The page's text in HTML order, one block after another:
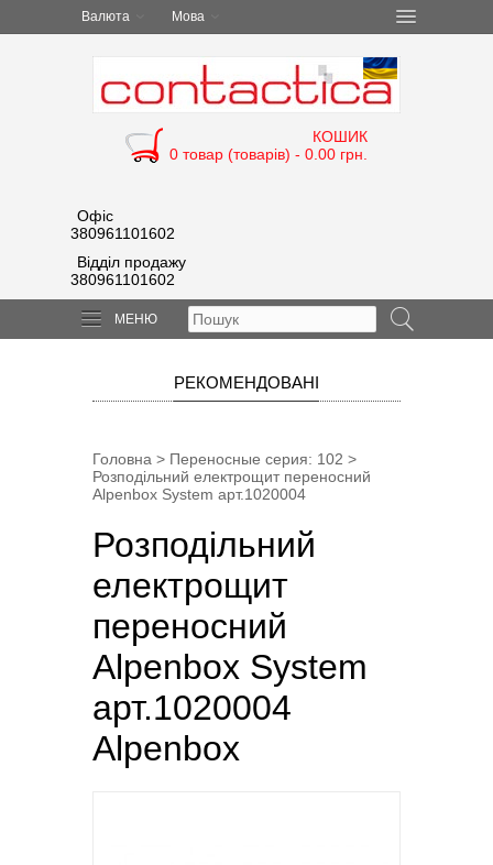
Валюта Мова
КОШИК
0 товар (товарів) - 0.00 грн.
Офіс
380961101602
Відділ продажу
380961101602
МЕНЮ
РЕКОМЕНДОВАНІ
Головна > Переносные cерия: 102 >
Розподільний електрощит переносний
Alpenbox System арт.1020004
Розподільний
електрощит
переносний
Alpenbox System
арт.1020004
Alpenbox